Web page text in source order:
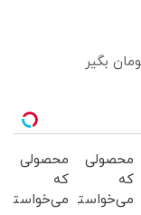
محصولی
که
می‌خواستی
محصولی
که
می‌خواستی